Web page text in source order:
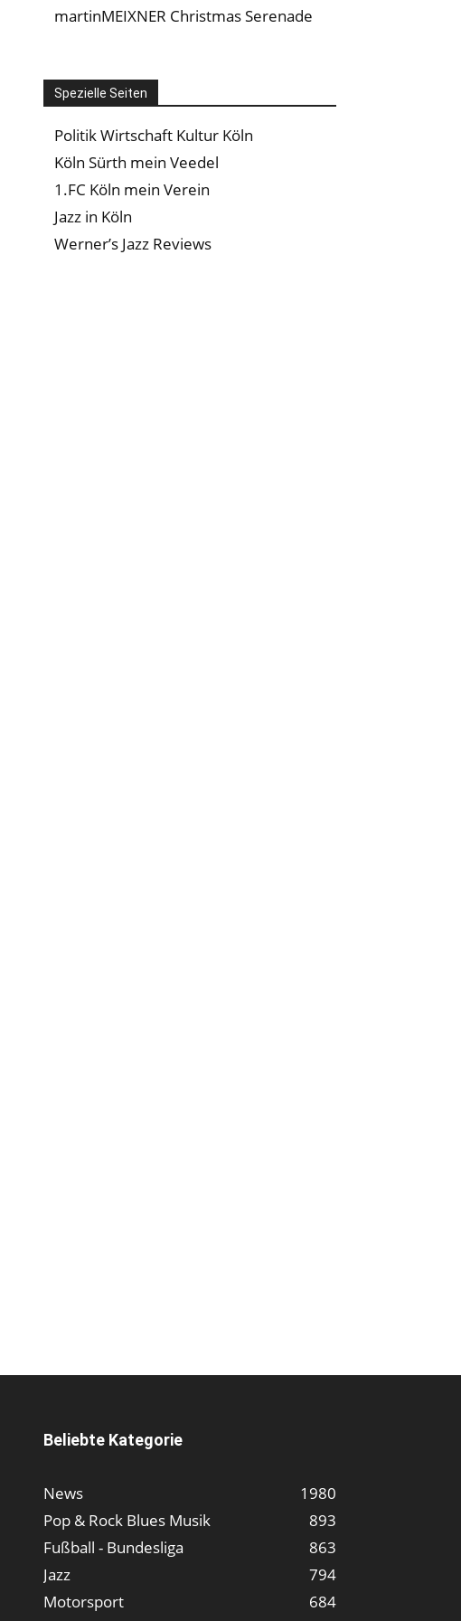
martinMEIXNER Christmas Serenade
Spezielle Seiten
Politik Wirtschaft Kultur Köln
Köln Sürth mein Veedel
1.FC Köln mein Verein
Jazz in Köln
Werner’s Jazz Reviews
Beliebte Kategorie
News
1980
Pop & Rock Blues Musik
893
Fußball - Bundesliga
863
Jazz
794
Motorsport
684